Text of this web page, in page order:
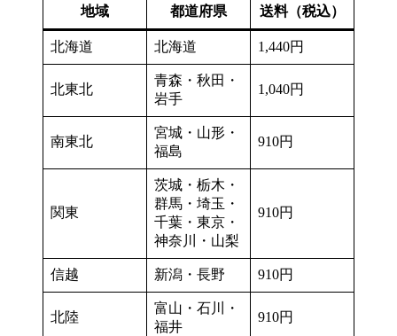
地域 都道府県 送料（税込）
北海道 北海道 1,440円
北東北
青森・秋田・
岩手
1,040円
南東北
宮城・山形・
福島
910円
関東
茨城・栃木・
群馬・埼玉・
千葉・東京・
神奈川・山梨
910円
信越 新潟・長野 910円
北陸
富山・石川・
福井
910円